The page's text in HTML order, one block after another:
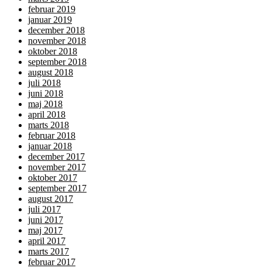
februar 2019
januar 2019
december 2018
november 2018
oktober 2018
september 2018
august 2018
juli 2018
juni 2018
maj 2018
april 2018
marts 2018
februar 2018
januar 2018
december 2017
november 2017
oktober 2017
september 2017
august 2017
juli 2017
juni 2017
maj 2017
april 2017
marts 2017
februar 2017